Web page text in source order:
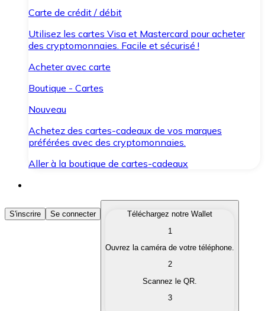
Carte de crédit / débit
Utilisez les cartes Visa et Mastercard pour acheter
des cryptomonnaies. Facile et sécurisé !
Acheter avec carte
Boutique - Cartes
Nouveau
Achetez des cartes-cadeaux de vos marques
préférées avec des cryptomonnaies.
Aller à la boutique de cartes-cadeaux
Acheter des Cryptomonnaies
Achetez les cryptomonnaies qui vous intéressent
Convertissez vos cryptomonnaies en monnaie
S'inscrire Se connecter
Téléchargez notre Wallet
1
Ouvrez la caméra de votre téléphone.
2
Scannez le QR.
3